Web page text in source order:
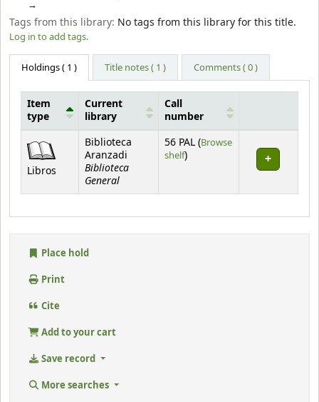
Tags from this library: No tags from this library for this title.
Log in to add tags.
Holdings( 1 ) Title notes ( 1 ) Comments ( 0 )
Item
type
Current
library
Call
number
Libros
Biblioteca
Aranzadi
Biblioteca
General
56 PAL (Browse
shelf(Opens below)
)
Place hold
Print
Cite
Add to your cart
Save record
More searches